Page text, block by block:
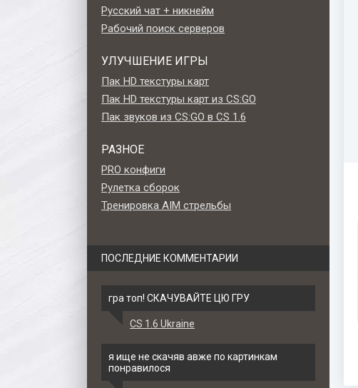
«Cyrex» для CS 1.6
«Corvus» для CS 1.6
Русский чат + никнейм
Рабочий поиск серверов
УЛУЧШЕНИЕ ИГРЫ
Пак HD текстуры карт
Пак HD текстуры карт из CS:GO
Пак звуков из CS:GO в CS 1.6
РАЗНОЕ
PRO конфиги
Рулетка сборок
Тренировка AIM стрельбы
ПОСЛЕДНИЕ КОММЕНТАРИИ
гра топ! СКАЧУВАЙТЕ ЦЮ ГРУ
CS 1.6 Ukraine
я ище не скачяв авже по картинкам
понравилося